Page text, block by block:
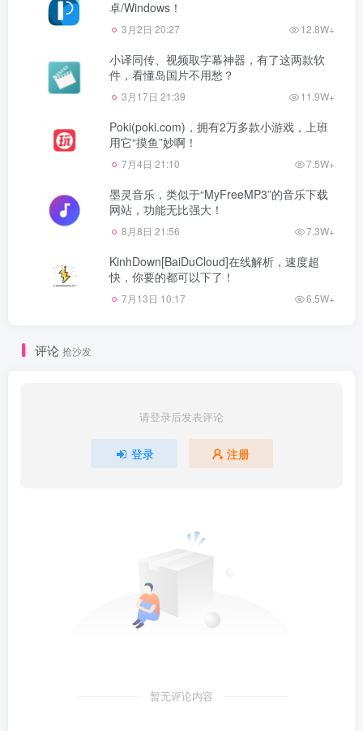
卓/Windows！
3月2日 20:27 12.8W+
小译同传、视频取字幕神器，有了这两款软
件，看懂岛国片不用愁？
3月17日 21:39 11.9W+
Poki(poki.com)，拥有2万多款小游戏，上班
用它“摸鱼”妙啊！
7月4日 21:10 7.5W+
墨灵音乐，类似于“MyFreeMP3”的音乐下载
网站，功能无比强大！
8月8日 21:56 7.3W+
KinhDown[BaiDuCloud]在线解析，速度超
快，你要的都可以下了！
7月13日 10:17 6.5W+
评论 抢沙发
请登录后发表评论
登录 注册
暂无评论内容